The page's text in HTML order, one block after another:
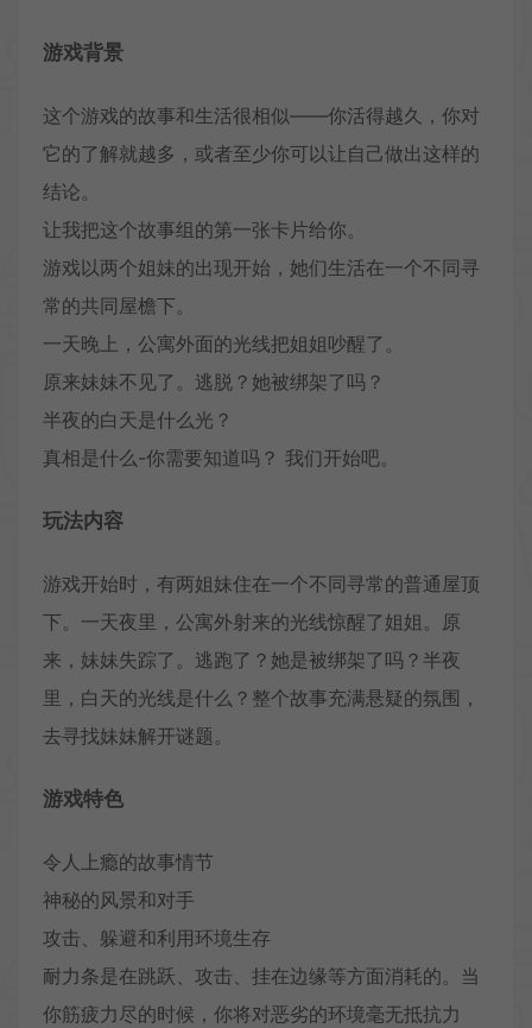
游戏背景
这个游戏的故事和生活很相似——你活得越久，你对
它的了解就越多，或者至少你可以让自己做出这样的
结论。
让我把这个故事组的第一张卡片给你。
游戏以两个姐妹的出现开始，她们生活在一个不同寻
常的共同屋檐下。
一天晚上，公寓外面的光线把姐姐吵醒了。
原来妹妹不见了。逃脱？她被绑架了吗？
半夜的白天是什么光？
真相是什么-你需要知道吗？ 我们开始吧。
玩法内容
游戏开始时，有两姐妹住在一个不同寻常的普通屋顶
下。一天夜里，公寓外射来的光线惊醒了姐姐。原
来，妹妹失踪了。逃跑了？她是被绑架了吗？半夜
里，白天的光线是什么？整个故事充满悬疑的氛围，
去寻找妹妹解开谜题。
游戏特色
令人上瘾的故事情节
神秘的风景和对手
攻击、躲避和利用环境生存
耐力条是在跳跃、攻击、挂在边缘等方面消耗的。当
你筋疲力尽的时候，你将对恶劣的环境毫无抵抗力